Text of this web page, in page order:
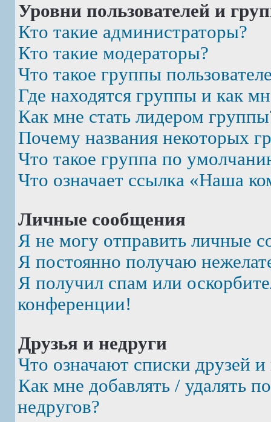
Уровни пользователей и
Кто такие администраторы?
Кто такие модераторы?
Что такое группы
Где находятся группы и как
Как мне стать лидером
Почему названия некоторых
Что такое группа по
Что означает ссылка «Наша
Личные сообщения
Я не могу отправить личные
Я постоянно получаю
Я получил спам или
конференции!
Друзья и недруги
Что означают списки друзей и
Как мне добавлять / удалять
недругов?